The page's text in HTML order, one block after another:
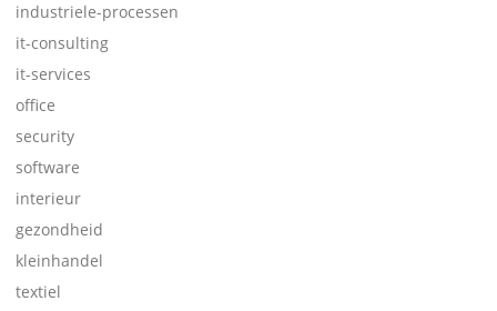
industriele-processen
it-consulting
it-services
office
security
software
interieur
gezondheid
kleinhandel
textiel